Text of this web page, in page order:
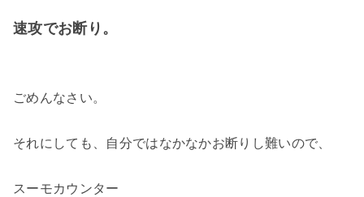
速攻でお断り。
ごめんなさい。
それにしても、自分ではなかなかお断りし難いので、
スーモカウンター